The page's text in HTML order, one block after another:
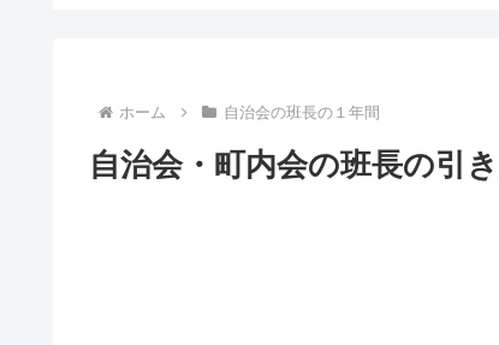
ホーム 自治会の班長の１年間
自治会・町内会の班長の引